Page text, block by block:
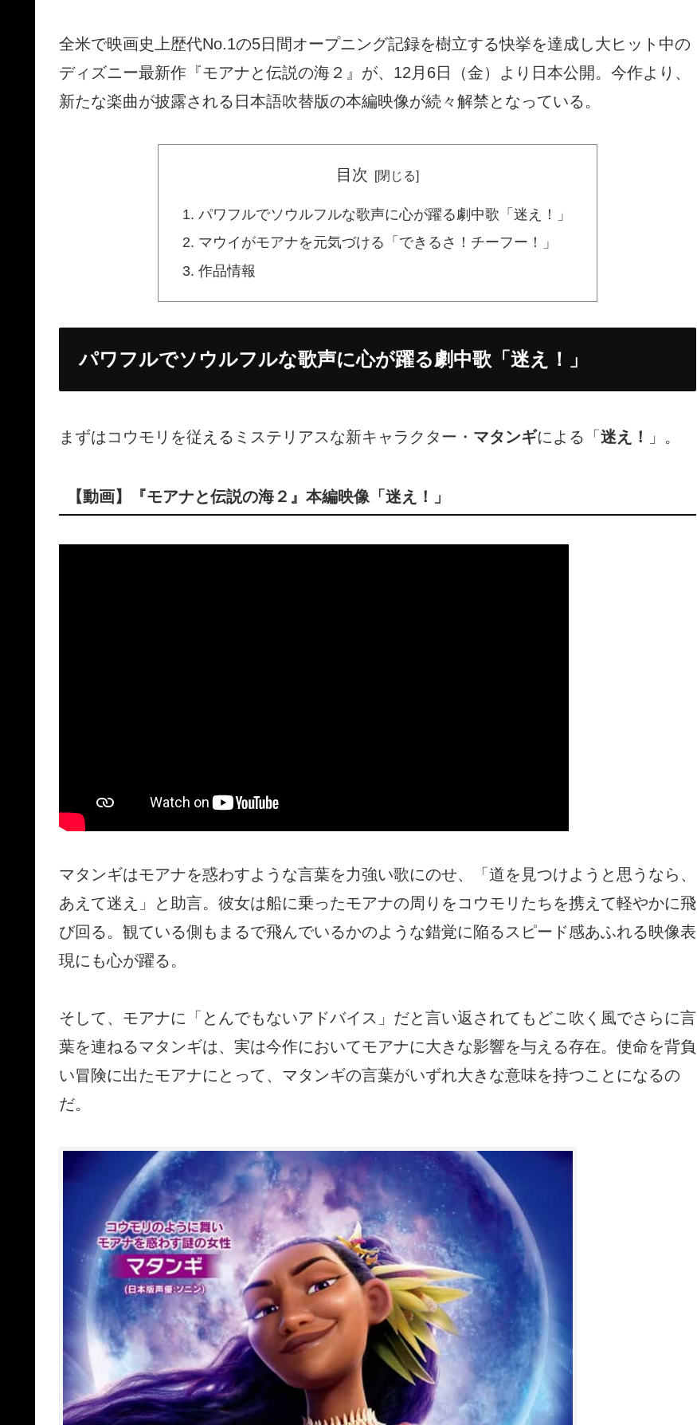
全米で映画史上歴代No.1の5日間オープニング記録を樹立する快挙を達成し大ヒット中の
ディズニー最新作『モアナと伝説の海２』が、12月6日（金）より日本公開。今作より、
新たな楽曲が披露される日本語吹替版の本編映像が続々解禁となっている。
目次
パワフルでソウルフルな歌声に心が躍る劇中歌「迷え！」
マウイがモアナを元気づける「できるさ！チーフー！」
作品情報
パワフルでソウルフルな歌声に心が躍る劇中歌「迷え！」
まずはコウモリを従えるミステリアスな新キャラクター・ マタンギによる「 迷え！ 」。
【動画】『モアナと伝説の海２』本編映像「迷え！」
マタンギはモアナを惑わすような言葉を力強い歌にのせ、「道を見つけようと思うなら、
あえて迷え」と助言。彼女は船に乗ったモアナの周りをコウモリたちを携えて軽やかに飛
び回る。観ている側もまるで飛んでいるかのような錯覚に陥るスピード感あふれる映像表
現にも心が躍る。
そして、モアナに「とんでもないアドバイス」だと言い返されてもどこ吹く風でさらに言
葉を連ねるマタンギは、実は今作においてモアナに大きな影響を与える存在。使命を背負
い冒険に出たモアナにとって、マタンギの言葉がいずれ大きな意味を持つことになるの
だ。